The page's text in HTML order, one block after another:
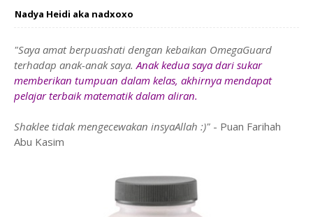
Nadya Heidi aka nadxoxo
"Saya amat berpuashati dengan kebaikan OmegaGuard
terhadap anak-anak saya. Anak kedua saya dari sukar
memberikan tumpuan dalam kelas, akhirnya mendapat
pelajar terbaik matematik dalam aliran.
Shaklee tidak mengecewakan insyaAllah :)" - Puan Farihah
Abu Kasim